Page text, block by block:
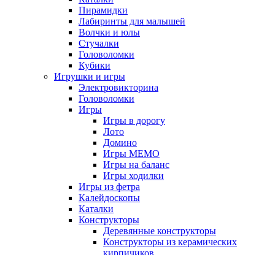
Пирамидки
Лабиринты для малышей
Волчки и юлы
Стучалки
Головоломки
Кубики
Игрушки и игры
Электровикторина
Головоломки
Игры
Игры в дорогу
Лото
Домино
Игры МЕМО
Игры на баланс
Игры ходилки
Игры из фетра
Калейдоскопы
Каталки
Конструкторы
Деревянные конструкторы
Конструкторы из керамических